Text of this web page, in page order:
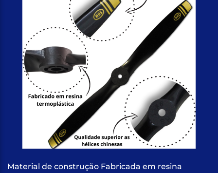
Material de construção Fabricada em resina